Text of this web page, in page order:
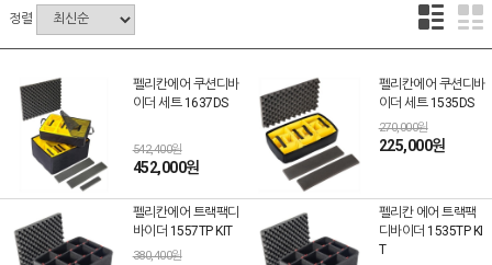
정렬
펠리칸에어 쿠션디바
이더 세트 1637DS
542,400원
452,000원
펠리칸에어 쿠션디바
이더 세트 1535DS
270,000원
225,000원
펠리칸에어 트랙팩디
바이더 1557TP KIT
380,400원
펠리칸 에어 트랙팩
디바이더 1535TP KI
T